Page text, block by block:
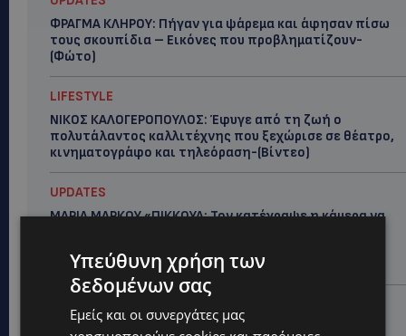
ΦΡΑΓΜΑ ΚΛΗΡΟΥ: Πήγαν για ψάρεμα και άφησαν πίσω
τους σκουπίδια – Εικόνες που προβληματίζουν-
(Φώτο)
LIFESTYLE
ΝΙΚΟΣ ΚΑΛΟΓΕΡΟΠΟΥΛΟΣ: Έφυγε από τη ζωή ο
πολυτάλαντος καλλιτέχνης που ξεχώρισε σε θέατρο,
κινηματογράφο και τηλεόραση-(Bίντεο)
UPDATES
ΜΑΡΙΑ ΜΑΡΚΟΥ «ΠΙΚΚΟΥΑ: Τον κατέγραψε η κάμερα να
εκπροσωπώντας την Κύπρο: «Αύριο μπορεί να είναι
κάποιος που...
CALENDAR
ΑΠΟ ΤΗΝ ΚΥΠΡΟ ΣΤΟ ΛΟΝΔΙΝΟ ΚΑΙ ΤΟ ΕΔΙΜΒΟΥΡΓΟ: Η
Υπεύθυνη χρήση των
δεδομένων σας
Εμείς και οι συνεργάτες μας